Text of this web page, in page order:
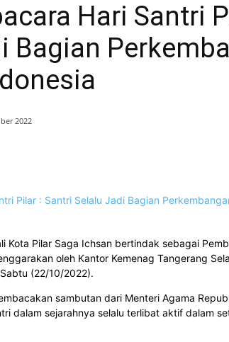
Hari Santri
Bagian
2022
Kota Pilar Saga Ichsan bertindak sebagai
oleh Kantor Kemenag Tangerang
(22/10/2022).
sambutan dari Menteri Agama
dalam sejarahnya selalu terlibat aktif dalam